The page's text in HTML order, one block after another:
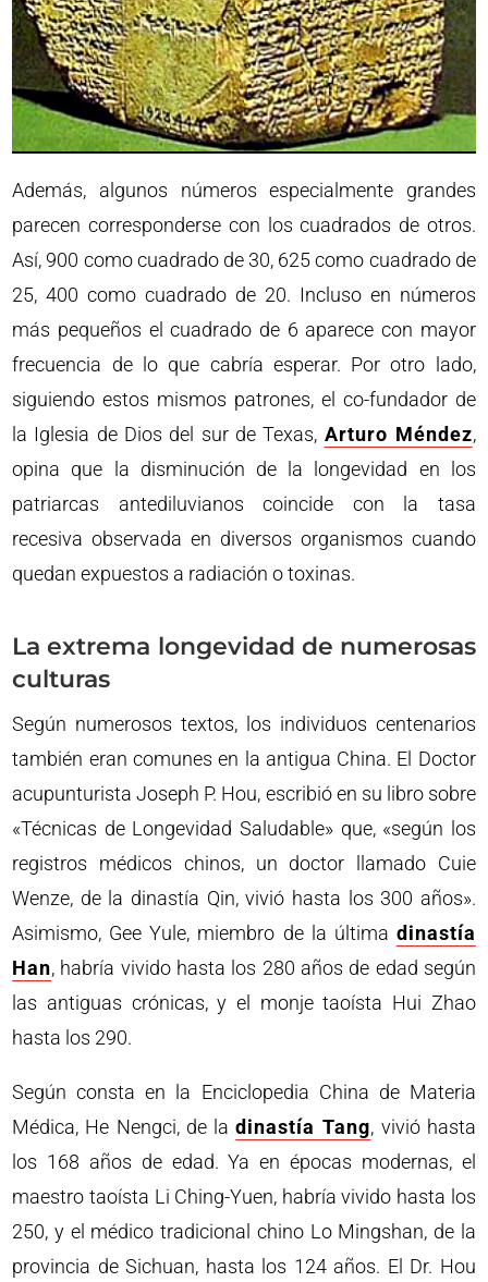
Además, algunos números especialmente grandes
parecen corresponderse con los cuadrados de otros.
Así, 900 como cuadrado de 30, 625 como cuadrado de
25, 400 como cuadrado de 20. Incluso en números
más pequeños el cuadrado de 6 aparece con mayor
frecuencia de lo que cabría esperar. Por otro lado,
siguiendo estos mismos patrones, el co-fundador de
la Iglesia de Dios del sur de Texas, Arturo Méndez,
opina que la disminución de la longevidad en los
patriarcas antediluvianos coincide con la tasa
recesiva observada en diversos organismos cuando
quedan expuestos a radiación o toxinas.
La extrema longevidad de numerosas
culturas
Según numerosos textos, los individuos centenarios
también eran comunes en la antigua China. El Doctor
acupunturista Joseph P. Hou, escribió en su libro sobre
«Técnicas de Longevidad Saludable» que, «según los
registros médicos chinos, un doctor llamado Cuie
Wenze, de la dinastía Qin, vivió hasta los 300 años».
Asimismo, Gee Yule, miembro de la última dinastía
Han, habría vivido hasta los 280 años de edad según
las antiguas crónicas, y el monje taoísta Hui Zhao
hasta los 290.
Según consta en la Enciclopedia China de Materia
Médica, He Nengci, de ladinastía Tang, vivió hasta
los 168 años de edad. Ya en épocas modernas, el
maestro taoísta Li Ching-Yuen, habría vivido hasta los
250, y el médico tradicional chino Lo Mingshan, de la
provincia de Sichuan, hasta los 124 años. El Dr. Hou